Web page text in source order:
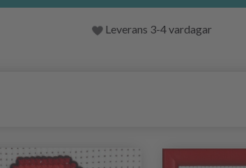
Leverans 3-4 vardagar